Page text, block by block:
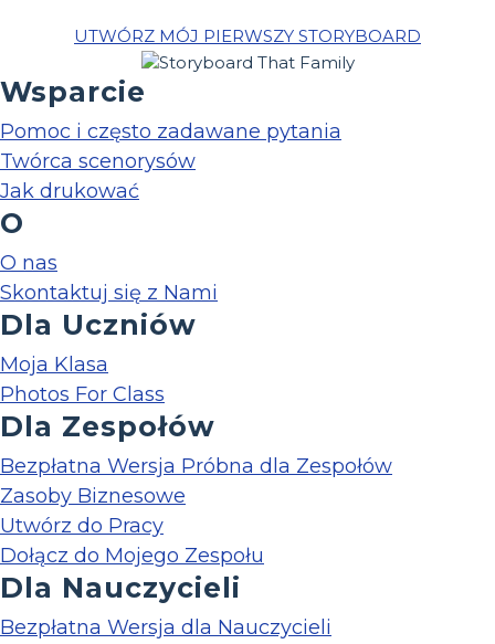
UTWÓRZ MÓJ PIERWSZY STORYBOARD
Wsparcie
Pomoc i często zadawane pytania
Twórca scenorysów
Jak drukować
O
O nas
Skontaktuj się z Nami
Dla Uczniów
Moja Klasa
Photos For Class
Dla Zespołów
Bezpłatna Wersja Próbna dla Zespołów
Zasoby Biznesowe
Utwórz do Pracy
Dołącz do Mojego Zespołu
Dla Nauczycieli
Bezpłatna Wersja dla Nauczycieli